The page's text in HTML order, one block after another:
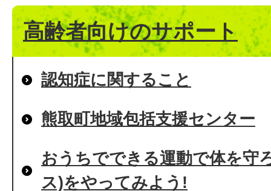
高齢者向けのサポート
認知症に関すること
熊取町地域包括支援センター
おうちでできる運動で体を守
ス)をやってみよう!